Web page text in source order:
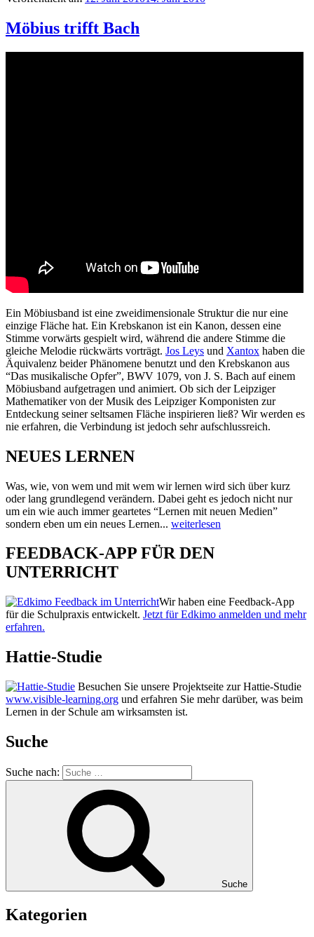
Möbius trifft Bach
Ein Möbiusband ist eine zweidimensionale Struktur die nur eine
einzige Fläche hat. Ein Krebskanon ist ein Kanon, dessen eine
Stimme vorwärts gespielt wird, während die andere Stimme die
gleiche Melodie rückwärts vorträgt. Jos Leys und Xantox haben die
Äquivalenz beider Phänomene benutzt und den Krebskanon aus
“Das musikalische Opfer”, BWV 1079, von J. S. Bach auf einem
Möbiusband aufgetragen und animiert. Ob sich der Leipziger
Mathematiker von der Musik des Leipziger Komponisten zur
Entdeckung seiner seltsamen Fläche inspirieren ließ? Wir werden es
nie erfahren, die Verbindung ist jedoch sehr aufschlussreich.
NEUES LERNEN
Was, wie, von wem und mit wem wir lernen wird sich über kurz
oder lang grundlegend verändern. Dabei geht es jedoch nicht nur
um ein wie auch immer geartetes “Lernen mit neuen Medien”
sondern eben um ein neues Lernen... weiterlesen
FEEDBACK-APP FÜR DEN
UNTERRICHT
Wir haben eine Feedback-App
für die Schulpraxis entwickelt. Jetzt für Edkimo anmelden und mehr
erfahren.
Hattie-Studie
Besuchen Sie unsere Projektseite zur Hattie-Studie
www.visible-learning.org und erfahren Sie mehr darüber, was beim
Lernen in der Schule am wirksamsten ist.
Suche
Suche nach:
Suche
Kategorien